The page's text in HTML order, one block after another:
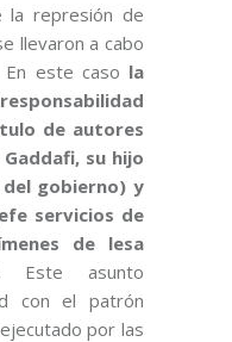
la represión de
llevaron a cabo
este caso la
de autores
su hijo
gobierno) y
servicios de
de lesa
Este asunto
con el patrón
por las